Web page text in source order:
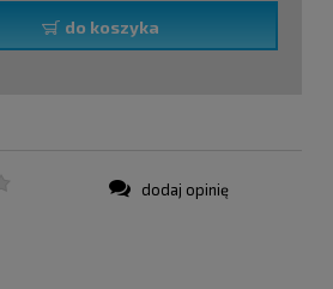
do koszyka
dodaj opinię